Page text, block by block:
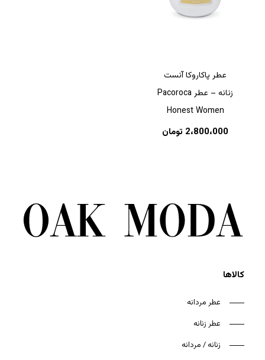
عطر پاکاروکا آنست
زنانه – عطر Pacoroca
Honest Women
2،800،000 تومان
کالاها
عطر مردانه
عطر زنانه
زنانه / مردانه